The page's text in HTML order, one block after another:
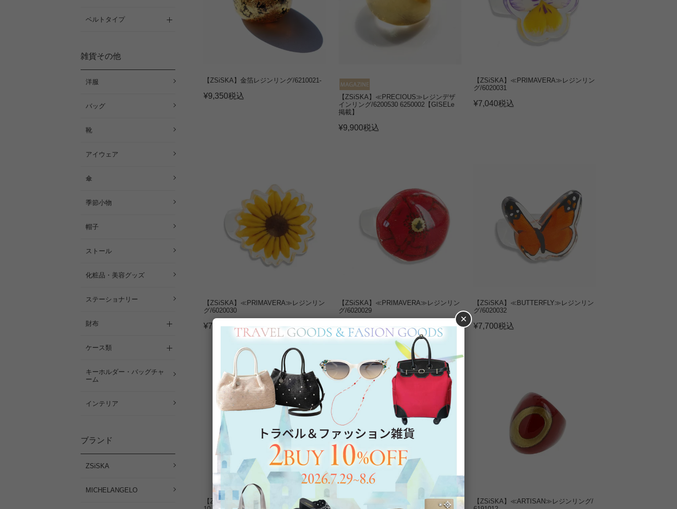
ベルトタイプ
雑貨その他
洋服
バッグ
靴
アイウェア
傘
季節小物
帽子
ストール
化粧品・美容グッズ
ステーショナリー
財布
ケース類
キーホルダー・バッグチャ
ーム
インテリア
ブランド
ZSiSKA
MICHELANGELO
【ZSiSKA】金箔レジンリング/6210021-
¥9,350税込
【ZSiSKA】≪PRECIOUS≫レジンデザ
インリング/6200530 6250002【GISELe
掲載】
¥9,900税込
【ZSiSKA】≪PRIMAVERA≫レジンリン
グ/6020031
¥7,040税込
【ZSiSKA】≪PRIMAVERA≫レジンリン
グ/6020030
¥7,040税込
【ZSiSKA】≪PRIMAVERA≫レジンリン
グ/6020029
¥ 7,040 税込
【ZSiSKA】≪BUTTERFLY≫レジンリン
グ/6020032
¥7,700税込
【ZSiSKA】≪SKY≫レジンリング/61910
【ZSiSKA】≪CELESTE≫レジンリング/
【ZSiSKA】≪ARTISAN≫レジンリング/
×